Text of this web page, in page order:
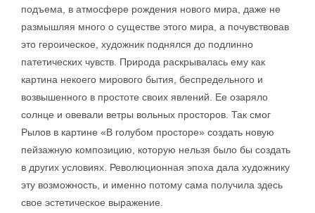
подъема, в атмосфере рождения нового мира, даже не
размышляя много о существе этого мира, а почувствовав
это героическое, художник поднялся до подлинно
патетических чувств. Природа раскрывалась ему как
картина некоего мирового бытия, беспредельного и
возвышенного в простоте своих явлений. Ее озаряло
солнце и овевали ветры вольных просторов. Так смог
Рылов в картине «В голубом просторе» создать новую
пейзажную композицию, которую нельзя было бы создать
в других условиях. Революционная эпоха дала художнику
эту возможность, и именно потому сама получила здесь
свое эстетическое выражение.